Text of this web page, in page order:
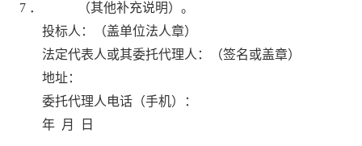
7 ．
（其他补充说明）。
投标人：（盖单位法人章）
法定代表人或其委托代理人 ：（签名或盖章）
地址：
委托代理人电话（手机）：
年 月 日